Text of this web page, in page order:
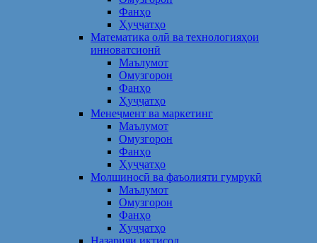
Фанҳо
Ҳуҷҷатҳо
Математика олӣ ва технологияҳои
инноватсионӣ
Маълумот
Омузгорон
Фанҳо
Ҳуҷҷатҳо
Менеҷмент ва маркетинг
Маълумот
Омузгорон
Фанҳо
Ҳуҷҷатҳо
Молшиносӣ ва фаъолияти гумрукӣ
Маълумот
Омузгорон
Фанҳо
Ҳуҷҷатҳо
Назарияи иқтисод